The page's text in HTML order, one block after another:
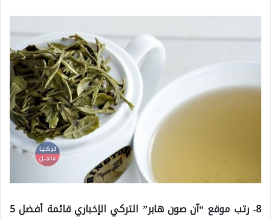
8- رتب موقع “آن صون هابر” التركي الإخباري قائمة أفضل 5